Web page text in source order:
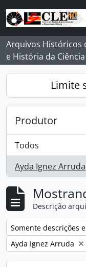
Skip to main content
Arquivos Históricos
e História da Ciência
Limite
Produtor
Todos
Ayda Ignez Arruda
, 1 resultados
Descrição
Remover filtro:
Somente descrições
Remover filtro:
Ayda Ignez Arruda